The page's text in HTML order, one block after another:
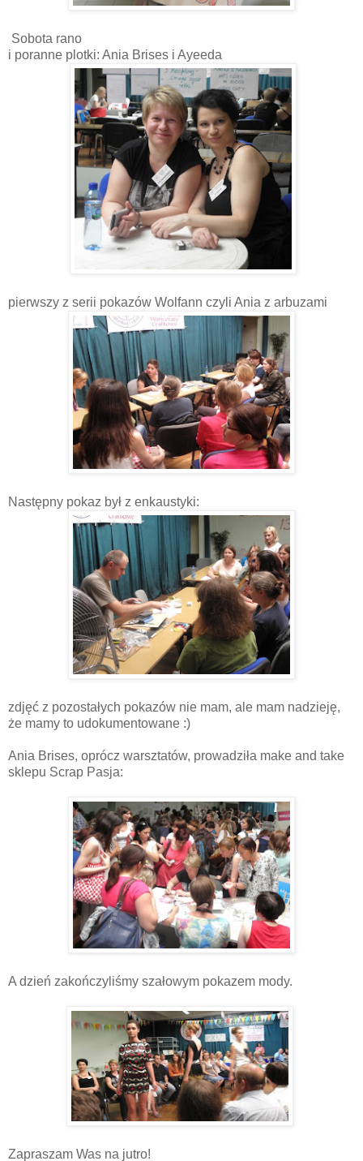
Sobota rano
i poranne plotki: Ania Brises i Ayeeda
pierwszy z serii pokazów Wolfann czyli Ania z arbuzami
Następny pokaz był z enkaustyki:
zdjęć z pozostałych pokazów nie mam, ale mam nadzieję,
że mamy to udokumentowane :)
Ania Brises, oprócz warsztatów, prowadziła make and take
sklepu Scrap Pasja:
A dzień zakończyliśmy szałowym pokazem mody.
Zapraszam Was na jutro!